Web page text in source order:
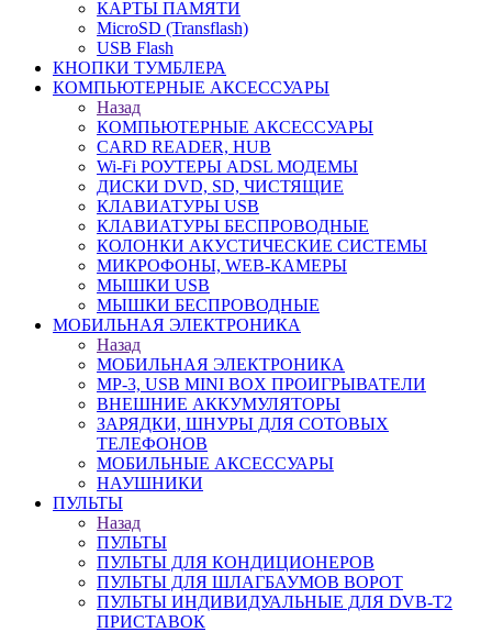
КАРТЫ ПАМЯТИ
MicroSD (Transflash)
USB Flash
КНОПКИ ТУМБЛЕРА
КОМПЬЮТЕРНЫЕ АКСЕССУАРЫ
Назад
КОМПЬЮТЕРНЫЕ АКСЕССУАРЫ
CARD READER, HUB
Wi-Fi РОУТЕРЫ ADSL МОДЕМЫ
ДИСКИ DVD, SD, ЧИСТЯЩИЕ
КЛАВИАТУРЫ USB
КЛАВИАТУРЫ БЕСПРОВОДНЫЕ
КОЛОНКИ АКУСТИЧЕСКИЕ СИСТЕМЫ
МИКРОФОНЫ, WEB-КАМЕРЫ
МЫШКИ USB
МЫШКИ БЕСПРОВОДНЫЕ
МОБИЛЬНАЯ ЭЛЕКТРОНИКА
Назад
МОБИЛЬНАЯ ЭЛЕКТРОНИКА
MP-3, USB MINI BOX ПРОИГРЫВАТЕЛИ
ВНЕШНИЕ АККУМУЛЯТОРЫ
ЗАРЯДКИ, ШНУРЫ ДЛЯ СОТОВЫХ
ТЕЛЕФОНОВ
МОБИЛЬНЫЕ АКСЕССУАРЫ
НАУШНИКИ
ПУЛЬТЫ
Назад
ПУЛЬТЫ
ПУЛЬТЫ ДЛЯ КОНДИЦИОНЕРОВ
ПУЛЬТЫ ДЛЯ ШЛАГБАУМОВ ВОРОТ
ПУЛЬТЫ ИНДИВИДУАЛЬНЫЕ ДЛЯ DVB-T2
ПРИСТАВОК